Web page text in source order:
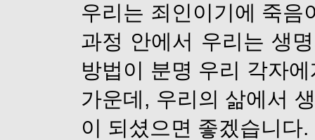
우리는 죄인이기에 죽음
과정 안에서 우리는 생
방법이 분명 우리 각자
가운데, 우리의 삶에서
이 되셨으면 좋겠습니다.